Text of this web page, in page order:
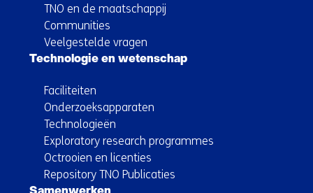
TNO en de maatschappij
Communities
Veelgestelde vragen
Technologie en wetenschap
Faciliteiten
Onderzoeksapparaten
Technologieën
Exploratory research programmes
Octrooien en licenties
Repository TNO Publicaties